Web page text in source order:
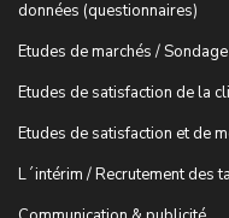
données (questionnaires)
Etudes de marchés /
Etudes de satisfaction de la
Etudes de satisfaction et de
L´intérim / Recrutement des